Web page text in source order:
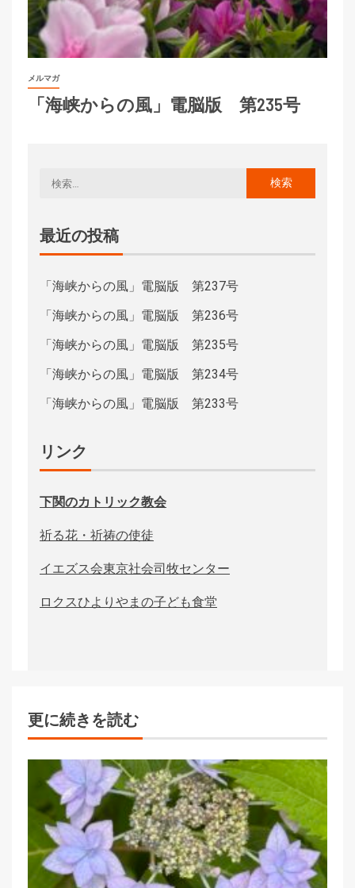
メルマガ
「海峡からの風」電脳版 第235号
最近の投稿
「海峡からの風」電脳版 第237号
「海峡からの風」電脳版 第236号
「海峡からの風」電脳版 第235号
「海峡からの風」電脳版 第234号
「海峡からの風」電脳版 第233号
リンク
下関のカトリック教会
祈る花・祈祷の使徒
イエズス会東京社会司牧センター
ロクスひよりやまの子ども食堂
更に続きを読む